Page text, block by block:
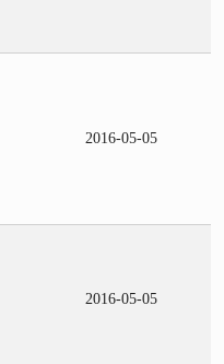
2016-05-05
2016-05-05